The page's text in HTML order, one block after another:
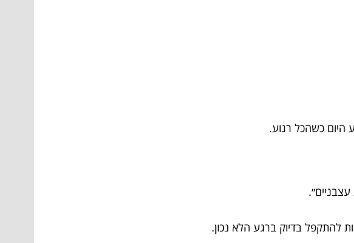
כשהכל רגוע.
להתקפל בדיוק ברגע הלא נכון.